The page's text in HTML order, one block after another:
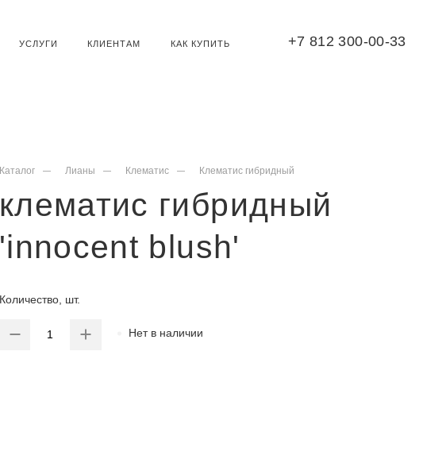
УСЛУГИ КЛИЕНТАМ КАК КУПИТЬ +7 812 300-00-33
Каталог Лианы Клематис Клематис гибридный
клематис гибридный
'innocent blush'
Количество, шт.
Нет в наличии